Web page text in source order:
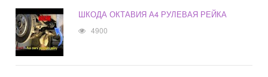
ШКОДА ОКТАВИЯ А4 РУЛЕВАЯ РЕЙКА
4900